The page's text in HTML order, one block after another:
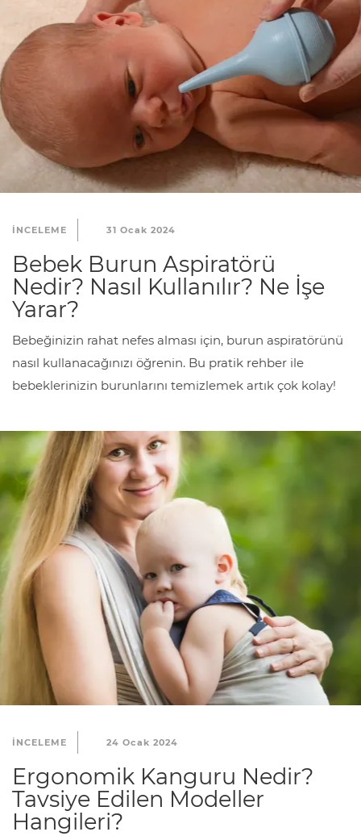
INCELEME 31 Ocak 2024
Bebek Burun Aspiratörü
Nedir? Nasıl Kullanılır? Ne İşe
Yarar?
Bebeğinizin rahat nefes alması için, burun aspiratörünü
nasıl kullanacağınızı öğrenin. Bu pratik rehber ile
bebeklerinizin burunlarını temizlemek artık çok kolay!
INCELEME 24 Ocak 2024
Ergonomik Kanguru Nedir?
Tavsiye Edilen Modeller
Hangileri?